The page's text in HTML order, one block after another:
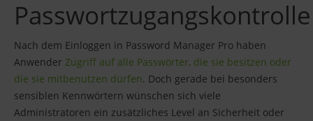
Passwortzugangskontrolle
Nach dem Einloggen in Password Manager Pro haben
Anwender Zugriff auf alle Passwörter, die sie besitzen oder
die sie mitbenutzen dürfen. Doch gerade bei besonders
sensiblen Kennwörtern wünschen sich viele
Administratoren ein zusätzliches Level an Sicherheit oder